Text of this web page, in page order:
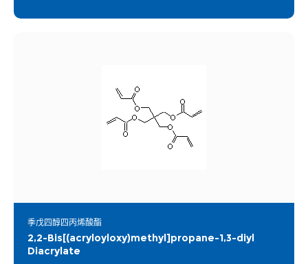
季戊四醇四丙烯酸酯
2,2-Bis[(acryloyloxy)methyl]propane-1,3-diyl
Diacrylate